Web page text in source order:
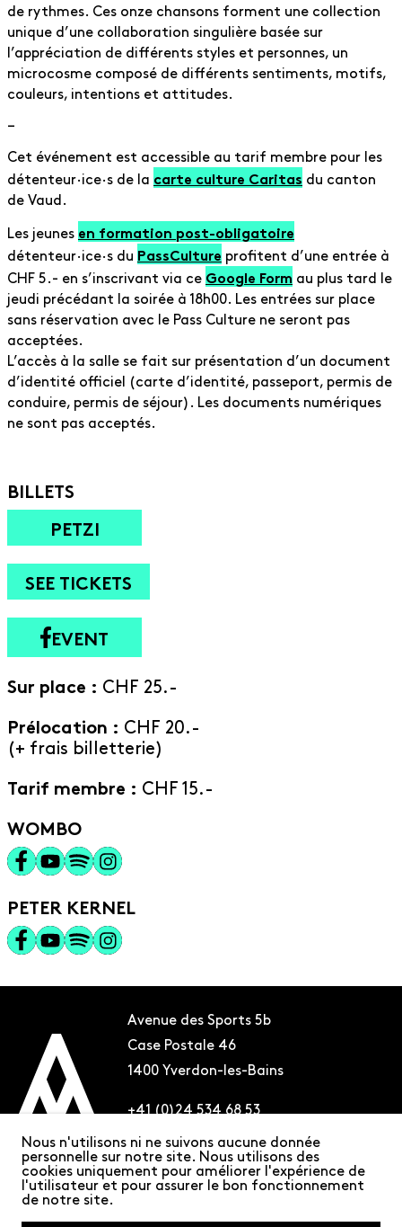
de rythmes. Ces onze chansons forment une collection
unique d’une collaboration singulière basée sur
l’appréciation de différents styles et personnes, un
microcosme composé de différents sentiments, motifs,
couleurs, intentions et attitudes.
–
Cet événement est accessible au tarif membre pour les
détenteur·ice·s de la carte culture Caritas du canton
de Vaud.
Les jeunes en formation post-obligatoire
détenteur·ice·s du PassCulture profitent d’une entrée à
CHF 5.- en s’inscrivant via ce Google Form au plus tard le
jeudi précédant la soirée à 18h00. Les entrées sur place
sans réservation avec le Pass Culture ne seront pas
acceptées.
L’accès à la salle se fait sur présentation d’un document
d’identité officiel (carte d’identité, passeport, permis de
conduire, permis de séjour). Les documents numériques
ne sont pas acceptés.
BILLETS
PETZI
SEE TICKETS
EVENT
Sur place : CHF 25.-
Prélocation : CHF 20.-
(+ frais billetterie)
Tarif membre : CHF 15.-
WOMBO
PETER KERNEL
Avenue des Sports 5b
Case Postale 46
1400 Yverdon-les-Bains
+41 (0)24 534 68 53
info@amalgameclub.ch
S’INSCRIRE À NOTRE NEWSLETTER
DEVENIR MEMBRE ET SOUTENIR
Nous n'utilisons ni ne suivons aucune donnée
personnelle sur notre site. Nous utilisons des
cookies uniquement pour améliorer l'expérience de
l'utilisateur et pour assurer le bon fonctionnement
de notre site.